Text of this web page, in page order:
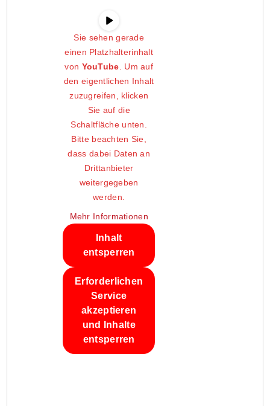
Sie sehen gerade
einen Platzhalterinhalt
von YouTube. Um auf
den eigentlichen Inhalt
zuzugreifen, klicken
Sie auf die
Schaltfläche unten.
Bitte beachten Sie,
dass dabei Daten an
Drittanbieter
weitergegeben
werden.
Mehr Informationen
Inhalt
entsperren
Erforderlichen
Service
akzeptieren
und Inhalte
entsperren